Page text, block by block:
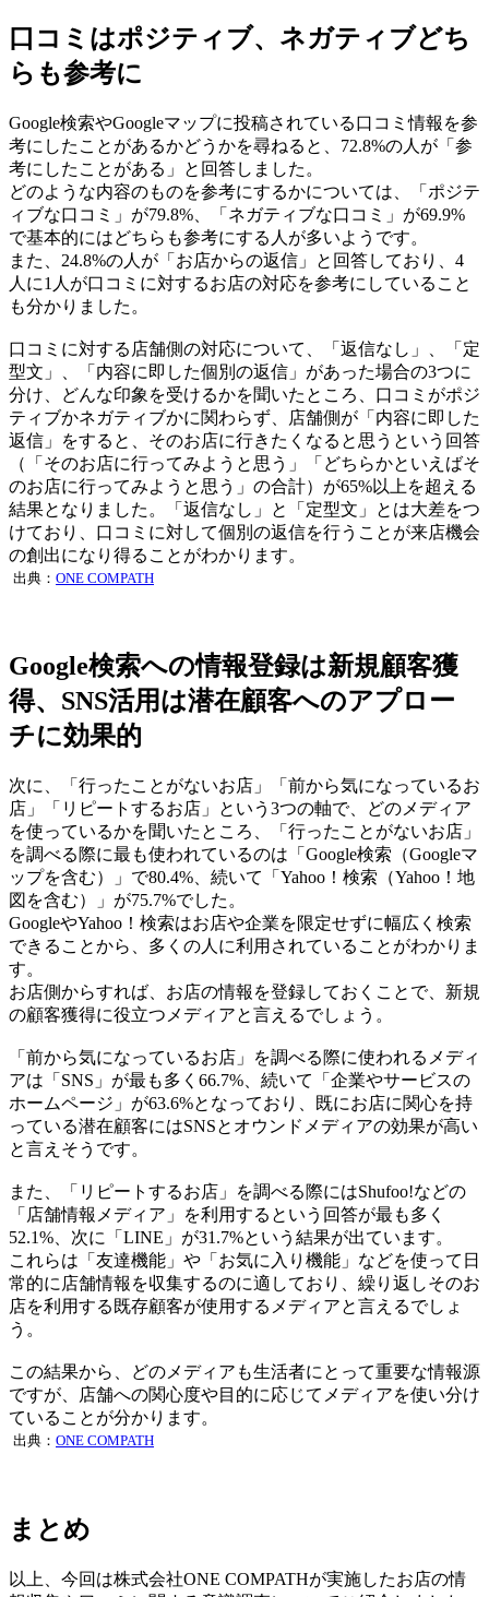
口コミはポジティブ、ネガティブどち
らも参考に
Google検索やGoogleマップに投稿されている口コミ情報を参
考にしたことがあるかどうかを尋ねると、72.8%の人が「参
考にしたことがある」と回答しました。
どのような内容のものを参考にするかについては、「ポジテ
ィブな口コミ」が79.8%、「ネガティブな口コミ」が69.9%
で基本的にはどちらも参考にする人が多いようです。
また、24.8%の人が「お店からの返信」と回答しており、4
人に1人が口コミに対するお店の対応を参考にしていること
も分かりました。
口コミに対する店舗側の対応について、「返信なし」、「定
型文」、「内容に即した個別の返信」があった場合の3つに
分け、どんな印象を受けるかを聞いたところ、口コミがポジ
ティブかネガティブかに関わらず、店舗側が「内容に即した
返信」をすると、そのお店に行きたくなると思うという回答
（「そのお店に行ってみようと思う」「どちらかといえばそ
のお店に行ってみようと思う」の合計）が65%以上を超える
結果となりました。「返信なし」と「定型文」とは大差をつ
けており、口コミに対して個別の返信を行うことが来店機会
の創出になり得ることがわかります。
出典： ONE COMPATH
Google検索への情報登録は新規顧客獲
得、SNS活用は潜在顧客へのアプロー
チに効果的
次に、「行ったことがないお店」「前から気になっているお
店」「リピートするお店」という3つの軸で、どのメディア
を使っているかを聞いたところ、「行ったことがないお店」
を調べる際に最も使われているのは「Google検索（Googleマ
ップを含む）」で80.4%、続いて「Yahoo！検索（Yahoo！地
図を含む）」が75.7%でした。
GoogleやYahoo！検索はお店や企業を限定せずに幅広く検索
できることから、多くの人に利用されていることがわかりま
す。
お店側からすれば、お店の情報を登録しておくことで、新規
の顧客獲得に役立つメディアと言えるでしょう。
「前から気になっているお店」を調べる際に使われるメディ
アは「SNS」が最も多く66.7%、続いて「企業やサービスの
ホームページ」が63.6%となっており、既にお店に関心を持
っている潜在顧客にはSNSとオウンドメディアの効果が高い
と言えそうです。
また、「リピートするお店」を調べる際にはShufoo!などの
「店舗情報メディア」を利用するという回答が最も多く
52.1%、次に「LINE」が31.7%という結果が出ています。
これらは「友達機能」や「お気に入り機能」などを使って日
常的に店舗情報を収集するのに適しており、繰り返しそのお
店を利用する既存顧客が使用するメディアと言えるでしょ
う。
この結果から、どのメディアも生活者にとって重要な情報源
ですが、店舗への関心度や目的に応じてメディアを使い分け
ていることが分かります。
出典： ONE COMPATH
まとめ
以上、今回は株式会社ONE COMPATHが実施したお店の情